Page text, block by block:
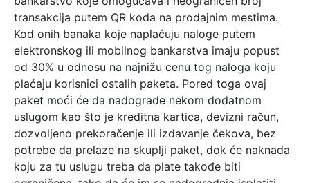
transakcija putem QR koda na prodajnim mestima.
Kod onih banaka koje naplaćuju naloge putem
elektronskog ili mobilnog bankarstva imaju popust
od 30% u odnosu na najnižu cenu tog naloga koju
plaćaju korisnici ostalih paketa. Pored toga ovaj
paket moći će da nadograde nekom dodatnom
uslugom kao što je kreditna kartica, devizni račun,
dozvoljeno prekoračenje ili izdavanje čekova, bez
potrebe da prelaze na skuplji paket, dok će naknada
koju za tu uslugu treba da plate takođe biti